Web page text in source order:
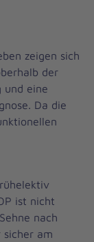
zeigen sich
der
und eine
Da die
ist nicht
nach
am